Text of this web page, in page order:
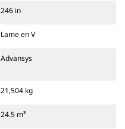
246 in
Lame en V
Advansys
21,504 kg
24.5 m³